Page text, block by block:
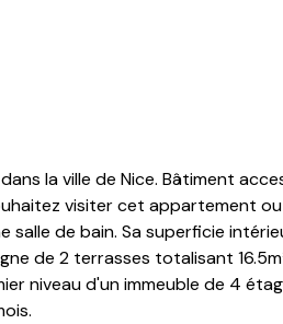
la ville de Nice. Bâtiment
visiter cet appartement
salle de bain. Sa superficie
de 2 terrasses totalisant
niveau d'un immeuble de 4